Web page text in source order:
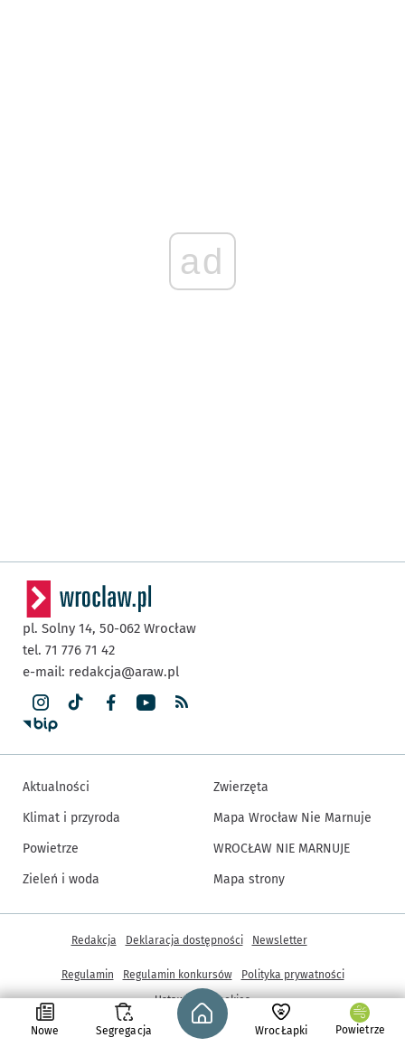
ad
Nowe Segregacja
Strona główna - wroclaw.pl
WrocŁapki Powietrze
pl. Solny 14, 50-062 Wrocław
tel. 71 776 71 42
e-mail: redakcja@araw.pl
Aktualności
Klimat i przyroda
Powietrze
Zieleń i woda
Zwierzęta
Mapa Wrocław Nie Marnuje
WROCŁAW NIE MARNUJE
Mapa strony
© Copyright 2005-2026, ARAW S.A., Gmina Wrocław
Inne informacje
Redakcja Deklaracja dostępności Newsletter
Regulamin Regulamin konkursów
Polityka prywatności
Ustawienia cookies